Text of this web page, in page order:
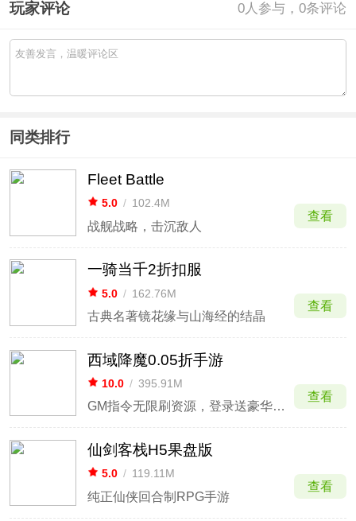
玩家评论 0人参与，0条评论
同类排行
Fleet Battle
5.0 / 102.4M
战舰战略，击沉敌人
查看
一骑当千2折扣服
5.0 / 162.76M
古典名著镜花缘与山海经的结晶
查看
西域降魔0.05折手游
10.0 / 395.91M
GM指令无限刷资源，登录送豪华坐骑
查看
仙剑客栈H5果盘版
5.0 / 119.11M
纯正仙侠回合制RPG手游
查看